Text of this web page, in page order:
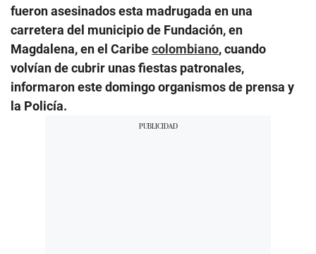
fueron asesinados esta madrugada en una
carretera del municipio de Fundación, en
Magdalena, en el Caribecolombiano, cuando
volvían de cubrir unas fiestas patronales,
informaron este domingo organismos de prensa y
la Policía.